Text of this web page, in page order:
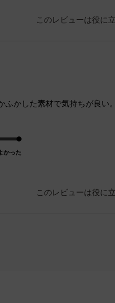
このレビューは役に
かした素材で気持ちが良い。
かった
このレビューは役に